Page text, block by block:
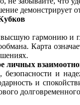
демонстрирует
гармонию и
Карта
личных
безопасности и
и